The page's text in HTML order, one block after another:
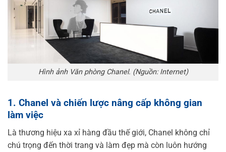
Hình ảnh Văn phòng Chanel. (Nguồn: Internet)
1. Chanel và chiến lược nâng cấp không gian
làm việc
Là thương hiệu xa xỉ hàng đầu thế giới, Chanel không chỉ
chú trọng đến thời trang và làm đẹp mà còn luôn hướng